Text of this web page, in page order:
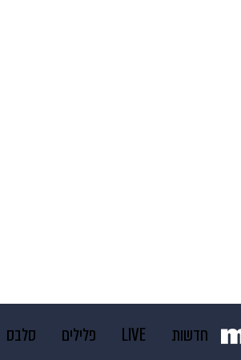
חדשות LIVE פלילים סלבס